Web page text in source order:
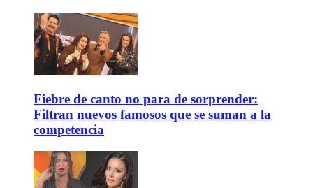
Fiebre de canto no para de sorprender:
Filtran nuevos famosos que se suman a la
competencia